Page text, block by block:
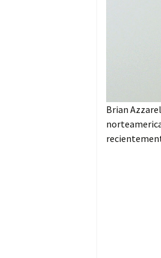
Brian